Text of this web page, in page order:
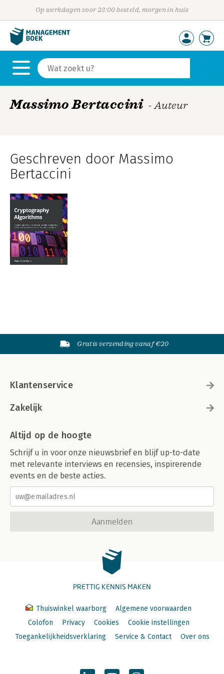
Op werkdagen voor 23:00 besteld, morgen in huis
Massimo Bertaccini - Auteur
Geschreven door Massimo
Bertaccini
Gratis verzending vanaf €20
Klantenservice
Zakelijk
Altijd op de hoogte
Schrijf u in voor onze nieuwsbrief en blijf up-to-date
met relevante interviews en recensies, inspirerende
events en de beste acties.
Aanmelden
PRETTIG KENNIS MAKEN
Thuiswinkel waarborg
Algemene voorwaarden
Colofon
Privacy Cookies
Cookie instellingen
Toegankelijkheidsverklaring
Service & Contact Over ons